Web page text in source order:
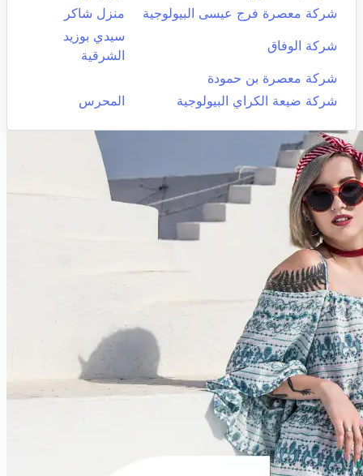
شركة معصرة فرج عيسى البيولوجية
منزل شاكر
شركة الوفاق
سيدي بوزيد
الشرقية
شركة معصرة بن حمودة
شركة ضيعة الكراي البيولوجية
المحرس